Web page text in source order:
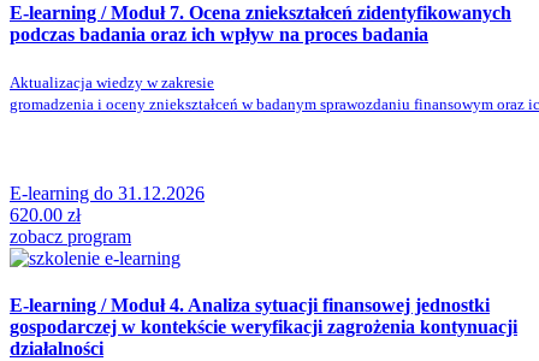
E-learning / Moduł 7. Ocena zniekształceń zidentyfikowanych
podczas badania oraz ich wpływ na proces badania
Aktualizacja wiedzy w zakresie
gromadzenia i oceny zniekształceń w badanym sprawozdaniu finansowym oraz
E-learning do 31.12.2026
620.00 zł
zobacz program
E-learning / Moduł 4. Analiza sytuacji finansowej jednostki
gospodarczej w kontekście weryfikacji zagrożenia kontynuacji
działalności